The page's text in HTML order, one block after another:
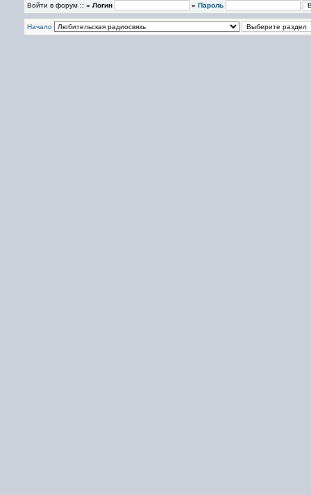
Войти в форум :: » Логин » Пароль
Начало